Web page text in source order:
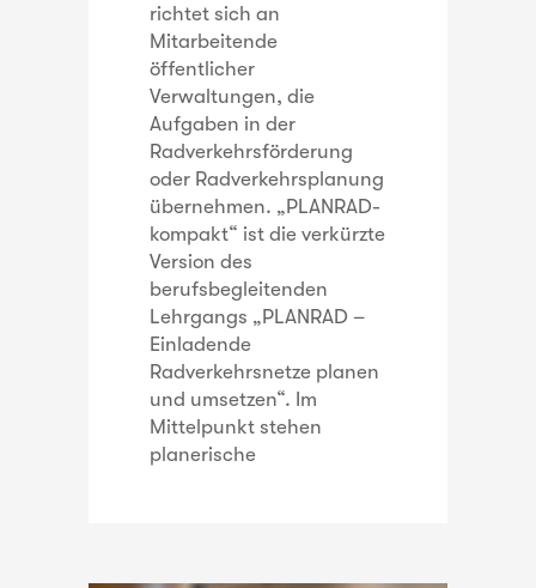
richtet sich an
Mitarbeitende
öffentlicher
Verwaltungen, die
Aufgaben in der
Radverkehrsförderung
oder Radverkehrsplanung
übernehmen. „PLANRAD-
kompakt“ ist die verkürzte
Version des
berufsbegleitenden
Lehrgangs „PLANRAD –
Einladende
Radverkehrsnetze planen
und umsetzen“. Im
Mittelpunkt stehen
planerische